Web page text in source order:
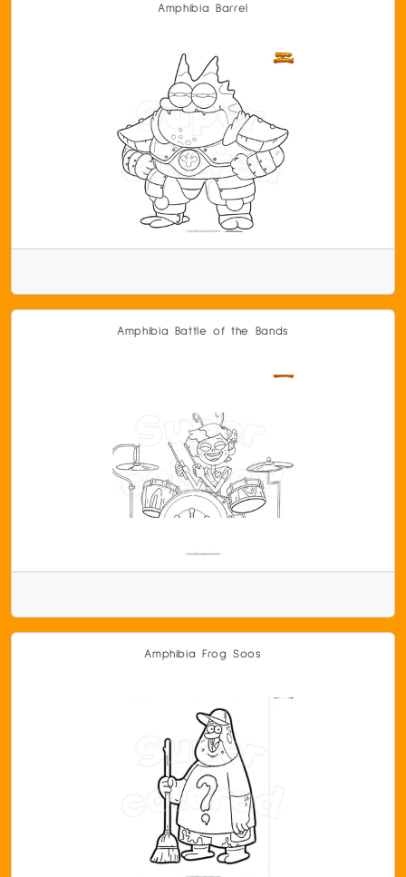
Amphibia Barrel
Amphibia Battle of the Bands
Amphibia Frog Soos